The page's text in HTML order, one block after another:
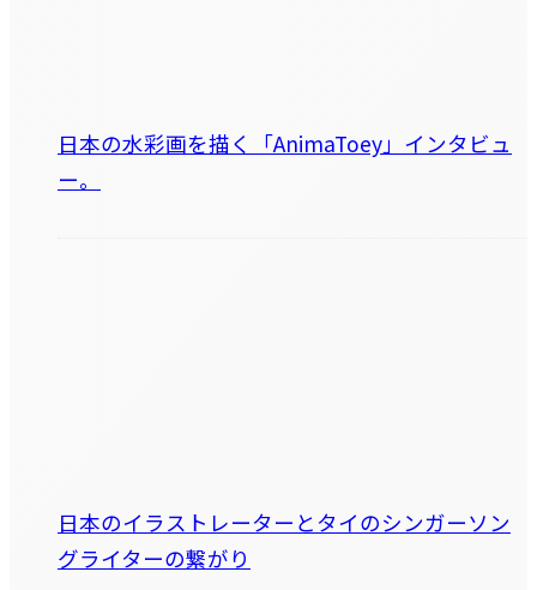
日本の水彩画を描く「AnimaToey」インタビュ
ー。
日本のイラストレーターとタイのシンガーソン
グライターの繋がり